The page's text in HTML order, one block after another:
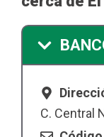
C. Central